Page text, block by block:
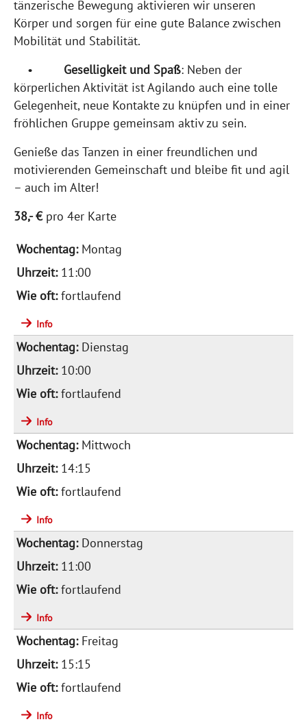
tänzerische Bewegung aktivieren wir unseren
Körper und sorgen für eine gute Balance zwischen
Mobilität und Stabilität.
• Geselligkeit und Spaß: Neben der
körperlichen Aktivität ist Agilando auch eine tolle
Gelegenheit, neue Kontakte zu knüpfen und in einer
fröhlichen Gruppe gemeinsam aktiv zu sein.
Genieße das Tanzen in einer freundlichen und
motivierenden Gemeinschaft und bleibe fit und agil
– auch im Alter!
38,- €pro 4er Karte
Montag
11:00
fortlaufend
Info
Dienstag
10:00
fortlaufend
Info
Mittwoch
14:15
fortlaufend
Info
Donnerstag
11:00
fortlaufend
Info
Freitag
15:15
fortlaufend
Info